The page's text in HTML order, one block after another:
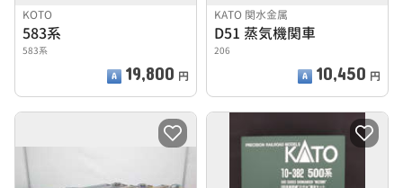
KOTO
583系
583系
19,800 円
KATO 関水金属
D51 蒸気機関車
206
10,450 円